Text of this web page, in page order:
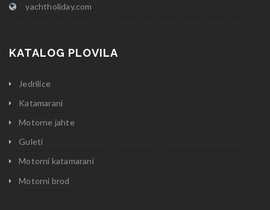
yachtholiday.com
KATALOG PLOVILA
Jedrilice
Katamarani
Motorne jahte
Guleti
Motorni katamarani
Motorni brod